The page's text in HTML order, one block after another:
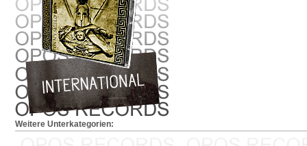
Weitere Unterkategorien: